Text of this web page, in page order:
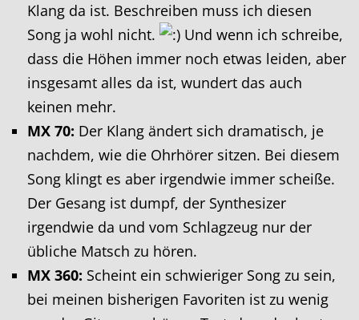
Klang da ist. Beschreiben muss ich diesen
Song ja wohl nicht.
Und wenn ich schreibe,
dass die Höhen immer noch etwas leiden, aber
insgesamt alles da ist, wundert das auch
keinen mehr.
MX 70: Der Klang ändert sich dramatisch, je
nachdem, wie die Ohrhörer sitzen. Bei diesem
Song klingt es aber irgendwie immer scheiße.
Der Gesang ist dumpf, der Synthesizer
irgendwie da und vom Schlagzeug nur der
übliche Matsch zu hören.
MX 360: Scheint ein schwieriger Song zu sein,
bei meinen bisherigen Favoriten ist zu wenig